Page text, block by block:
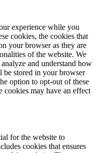
experience while you
cookies, the cookies that
your browser as they are
of the website. We
and understand how
be stored in your browser
option to opt-out of these
cookies may have an effect
for the website to
cookies that ensures